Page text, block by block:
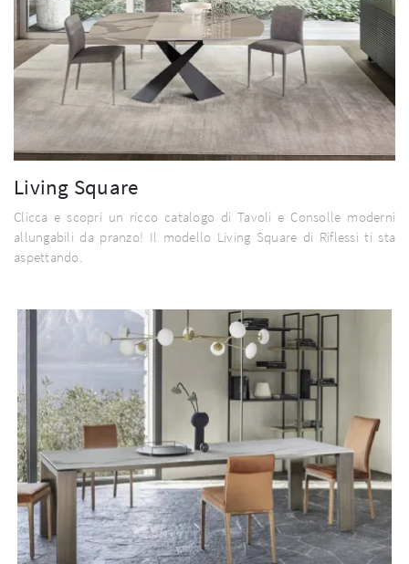
Living Square
Clicca e scopri un ricco catalogo di Tavoli e Consolle moderni
allungabili da pranzo! Il modello Living Square di Riflessi ti sta
aspettando.